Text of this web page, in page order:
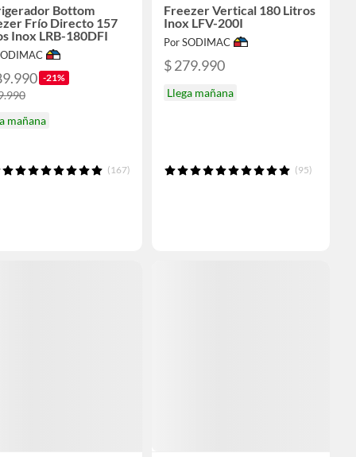
Bottom
Frío Directo 157
Inox LRB-180DFI
-21%
mañana
(167)
Freezer Vertical 180 Litros
Inox LFV-200I
Por SODIMAC
$ 279.990
Llega mañana
(95)